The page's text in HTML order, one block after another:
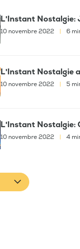
L'Instant Nostalgie:
10 novembre 2022 6
L'Instant Nostalgie
10 novembre 2022 5
L'Instant Nostalgie:
10 novembre 2022 4